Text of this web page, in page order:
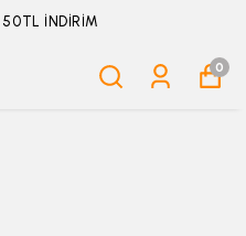
İNDİRİM
0